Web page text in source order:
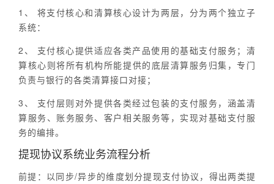
1、 将支付核心和清算核心设计为两层，分为两个独立子
系统：
2、 支付核心提供适应各类产品使用的基础支付服务；清
算核心则将所有机构所能提供的底层清算服务归集，专门
负责与银行的各类清算接口对接；
3、 支付层则对外提供各类经过包装的支付服务，涵盖清
算服务、账务服务、客户相关服务等，实现对基础支付服
务的编排。
提现协议系统业务流程分析
前提：以同步/异步的维度划分提现支付协议，得出两类提